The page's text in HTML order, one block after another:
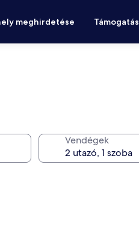
meghirdetése Támogatás
Vendégek